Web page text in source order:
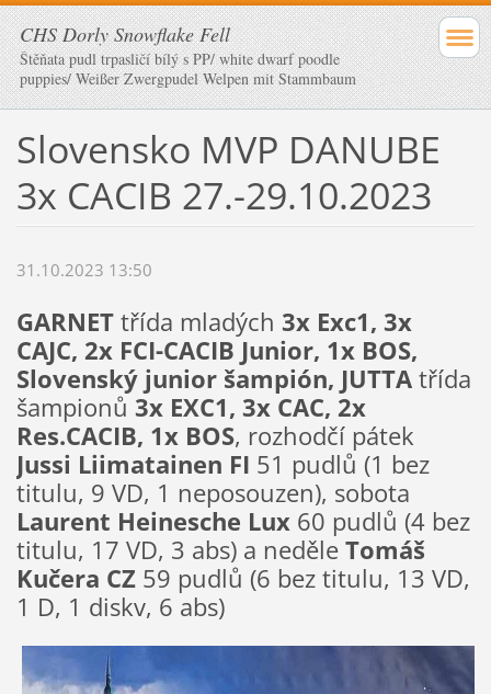
CHS Dorly Snowflake Fell
Štěňata pudl trpasličí bílý s PP/ white dwarf poodle
puppies/ Weißer Zwergpudel Welpen mit Stammbaum
Slovensko MVP DANUBE
3x CACIB 27.-29.10.2023
31.10.2023 13:50
GARNETtřída mladých 3x Exc1, 3x
CAJC, 2x FCI-CACIB Junior, 1x BOS,
Slovenský junior šampión, JUTTAtřída
šampionů 3x EXC1, 3x CAC, 2x
Res.CACIB, 1x BOS, rozhodčí pátek
Jussi Liimatainen FI 51 pudlů (1 bez
titulu, 9 VD, 1 neposouzen), sobota
Laurent Heinesche Lux60 pudlů (4 bez
titulu, 17 VD, 3 abs) a neděleTomáš
Kučera CZ59 pudlů (6 bez titulu, 13 VD,
1 D, 1 diskv, 6 abs)